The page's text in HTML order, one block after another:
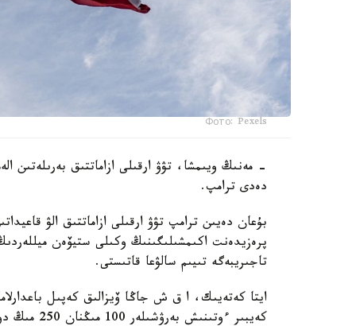
Фото: Pexels
- مەنىڭ ويىمشا، تۋۋ ارقىلى ازاماتتىق بەرىلەتىن
دەدى ترامپ.
بۇعان دەيىن ترامپ تۋۋ ارقىلى ازاماتتىق الۋ
پرەزيدەنت اكىمشىلىگىنىڭ وكىلى ستيۆەن
تاجىريبەگە تىيىم سالۋعا قاتىستى.
ايتا كەتەيىك، ا ق ش جاڭا ۆيزالىق كەپىل
كەيبىر ءوتىنىش بەرۋشىلەر 100 مىڭنان 250 مىڭ دوللارعا دەيىنگى كولەمدە دەپوزيت سالۋى ءتيىس.